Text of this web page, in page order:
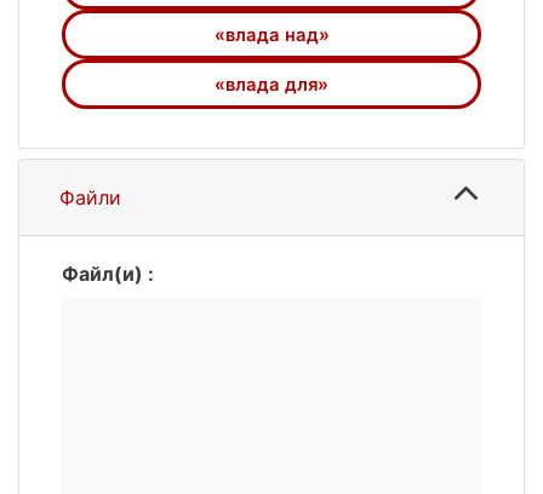
колективам людей чи взагалі усьому
суспільству.
«влада над»
«влада для»
Файли
Файл(и) :